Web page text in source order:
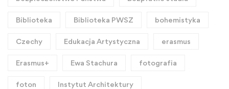
Biblioteka Biblioteka PWSZ bohemistyka
Czechy Edukacja Artystyczna erasmus
Erasmus+ Ewa Stachura fotografia
foton Instytut Architektury